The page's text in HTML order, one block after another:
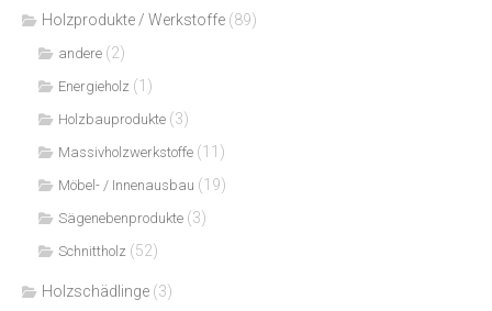
Holzprodukte / Werkstoffe (89)
andere (2)
Energieholz (1)
Holzbauprodukte (3)
Massivholzwerkstoffe (11)
Möbel- / Innenausbau (19)
Sägenebenprodukte (3)
Schnittholz (52)
Holzschädlinge (3)